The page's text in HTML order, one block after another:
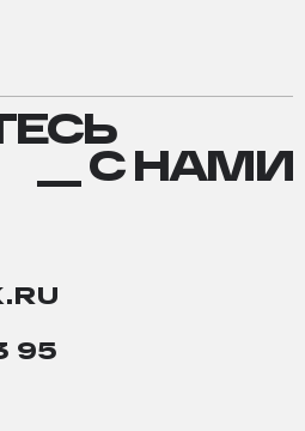
__ С НАМИ
95